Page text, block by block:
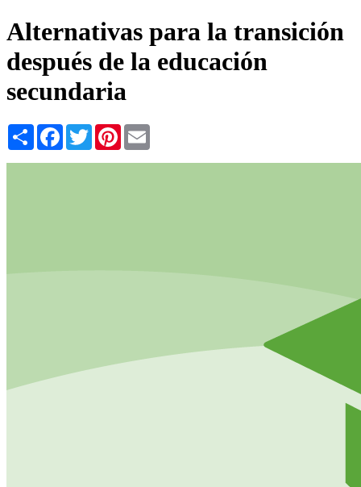
Alternativas para la transición
después de la educación
secundaria
Share Facebook
TwitterPinterest